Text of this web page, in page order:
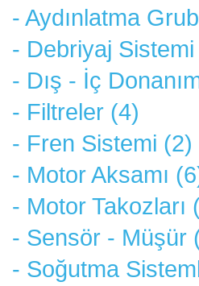
- Aydınlatma
- Debriyaj
- Dış - İç
- Filtreler (4)
- Fren Sistemi (2)
- Motor Aksamı
- Motor Takozları
- Sensör - Müşür
- Soğutma